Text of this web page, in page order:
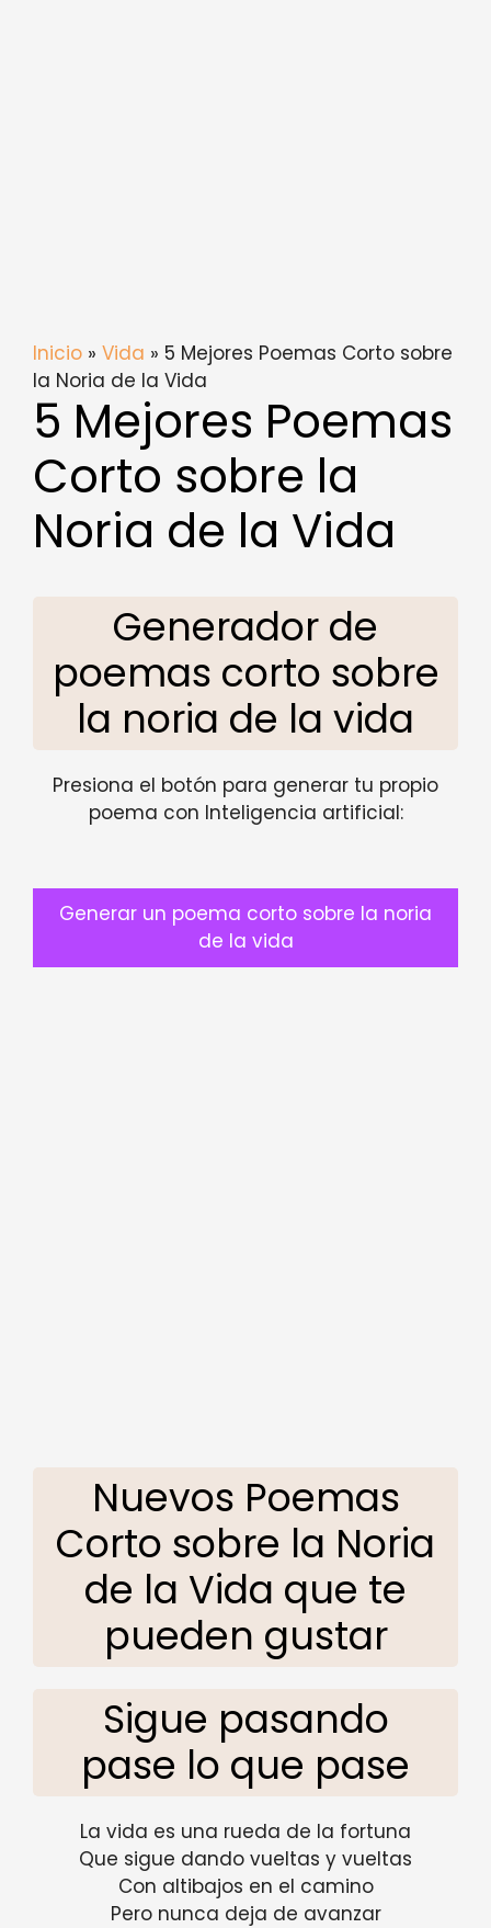
Inicio » Vida » 5 Mejores Poemas Corto sobre
la Noria de la Vida
5 Mejores Poemas
Corto sobre la
Noria de la Vida
Generador de
poemas corto sobre
la noria de la vida
Presiona el botón para generar tu propio
poema con Inteligencia artificial:
Generar un poema corto sobre la noria
de la vida
Nuevos Poemas
Corto sobre la Noria
de la Vida que te
pueden gustar
Sigue pasando
pase lo que pase
La vida es una rueda de la fortuna
Que sigue dando vueltas y vueltas
Con altibajos en el camino
Pero nunca deja de avanzar